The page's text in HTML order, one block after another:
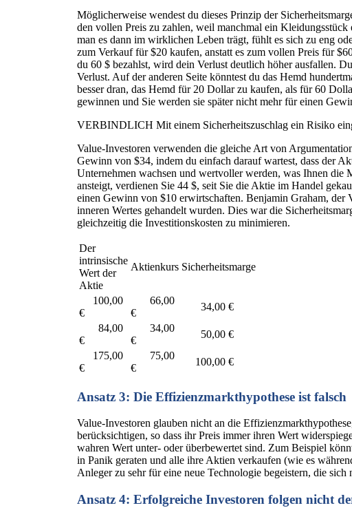
Möglicherweise wendest du dieses Prinzip der
den vollen Preis zu zahlen, weil manchmal ein
man es dann im wirklichen Leben trägt, fühlt es sich zu eng
zum Verkauf für $20 kaufen, anstatt es zum vollen Preis für
du 60 $ bezahlst, wird dein Verlust deutlich höher ausfallen.
Verlust. Auf der anderen Seite könntest du das Hemd
besser dran, das Hemd für 20 Dollar zu kaufen, als für 60
gewinnen und Sie werden sie später nicht mehr für einen
VERBINDLICH Mit einem Sicherheitszuschlag ein Risiko
Value-Investoren verwenden die gleiche Art von
Gewinn von $34, indem du einfach darauf wartest, dass der
Unternehmen wachsen und wertvoller werden, was Ihnen
ansteigt, verdienen Sie 44 $, seit Sie die Aktie im Handel
einen Gewinn von $10 erwirtschaften. Benjamin Graham,
inneren Wertes gehandelt wurden. Dies war die
gleichzeitig die Investitionskosten zu minimieren.
Der
intrinsische
Wert der
Aktie
Aktienkurs Sicherheitsmarge
100,00
€
66,00
€
34,00 €
84,00
€
34,00
€
50,00 €
175,00
€
75,00
€
100,00 €
Ansatz 3: Die Effizienzmarkthypothese ist falsch
Value-Investoren glauben nicht an die
berücksichtigen, so dass ihr Preis immer ihren Wert
wahren Wert unter- oder überbewertet sind. Zum Beispiel
in Panik geraten und alle ihre Aktien verkaufen (wie es
Anleger zu sehr für eine neue Technologie begeistern, die
Ansatz 4: Erfolgreiche Investoren folgen nicht